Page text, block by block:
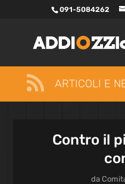
091-5084262
 ARTICOLI E
Contro il
da